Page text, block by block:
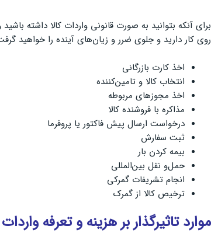
برای آنکه بتوانید به صورت قانونی واردات کالا داشته
روی کار دارید و جلوی ضرر و زیان‌های آینده را خواهید
اخذ کارت بازرگانی
انتخاب کالا و تامین‌کننده
اخذ مجوزهای مربوطه
مذاکره با فروشنده کالا
درخواست ارسال پیش فاکتور یا پروفرما
ثبت سفارش
بیمه کردن بار
حمل‌و نقل بین‌المللی
انجام تشریفات گمرکی
ترخیص کالا از گمرک
موارد تاثیرگذار بر هزینه و تعرفه